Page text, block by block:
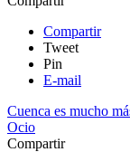
Compartir
Tweet
Pin
E-mail
Cuenca es mucho
Ocio
Compartir